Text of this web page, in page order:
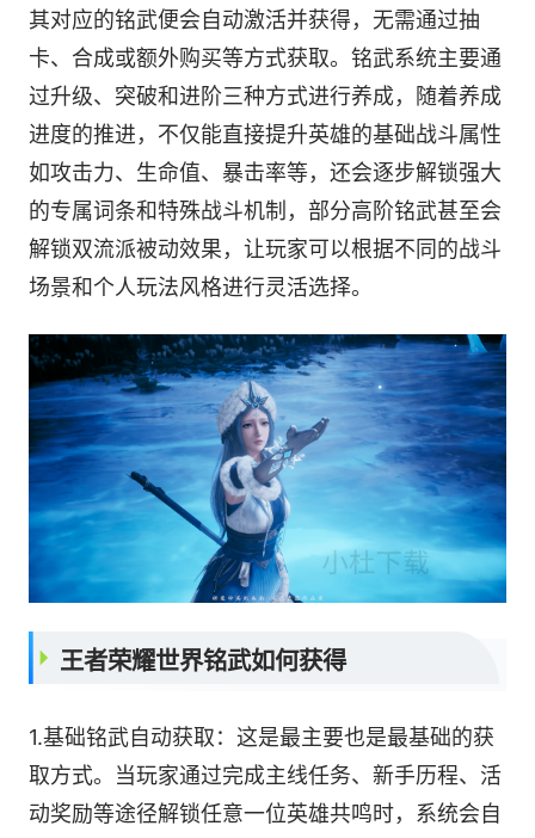
其对应的铭武便会自动激活并获得，无需通过抽
卡、合成或额外购买等方式获取。铭武系统主要通
过升级、突破和进阶三种方式进行养成，随着养成
进度的推进，不仅能直接提升英雄的基础战斗属性
如攻击力、生命值、暴击率等，还会逐步解锁强大
的专属词条和特殊战斗机制，部分高阶铭武甚至会
解锁双流派被动效果，让玩家可以根据不同的战斗
场景和个人玩法风格进行灵活选择。
王者荣耀世界铭武如何获得
1.基础铭武自动获取：这是最主要也是最基础的获
取方式。当玩家通过完成主线任务、新手历程、活
动奖励等途径解锁任意一位英雄共鸣时，系统会自